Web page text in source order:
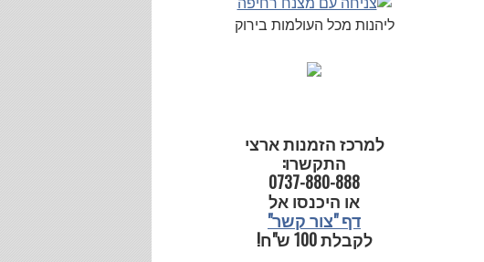
ליהנות מכל העולמות בירוק
למרכז הזמנות ארצי
התקשרו:
0737-880-888
או היכנסו אל
דף "צור קשר"
לקבלת 100 ש"ח!